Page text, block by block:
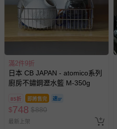
滿2件9折
日本 CB JAPAN - atomico系列
廚房不鏽鋼瀝水籃 M-350g
85折 即將售完
$748 $880
最新上架